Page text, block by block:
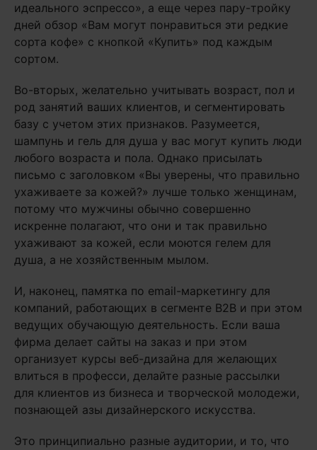
идеального эспрессо», а еще через пару-тройку
дней обзор «Вам могут понравиться эти редкие
сорта кофе» с кнопкой «Купить» под каждым
сортом.
Во-вторых, желательно учитывать возраст, пол и
род занятий ваших клиентов, и сегментировать
базу с учетом этих признаков. Разумеется,
шампунь и гель для душа у вас могут купить люди
любого возраста и пола. Однако присылать
письмо с заголовком «Вы уверены, что правильно
ухаживаете за кожей?» лучше только женщинам,
потому что мужчины обычно совершенно
искренне полагают, что они и так правильно
ухаживают за кожей, если моются гелем для
душа, а не хозяйственным мылом.
И, наконец, памятка по email-маркетингу для
компаний, работающих в сегменте В2В и при этом
ведущих обучающую деятельность. Если ваша
фирма делает сайты на заказ и при этом
организует курсы веб-дизайна для желающих
влиться в професси, делайте разные рассылки
для клиентов из бизнеса и творческой молодежи,
познающей азы дизайнерского искусства.
Это принципиально разные аудитории, и то, что